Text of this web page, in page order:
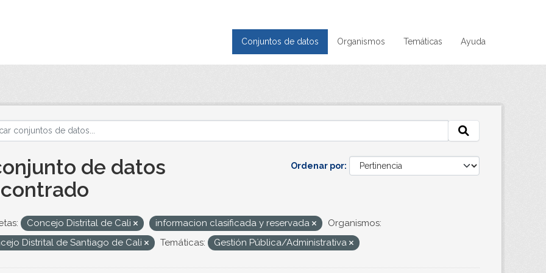
Conjuntos de datos Organismos Temáticas Ayuda
Ordenar por
de datos
Concejo Distrital de Cali informacion clasificada y reservada
Organismos:
Distrital de Santiago de Cali
Temáticas: Gestión Pública/Administrativa